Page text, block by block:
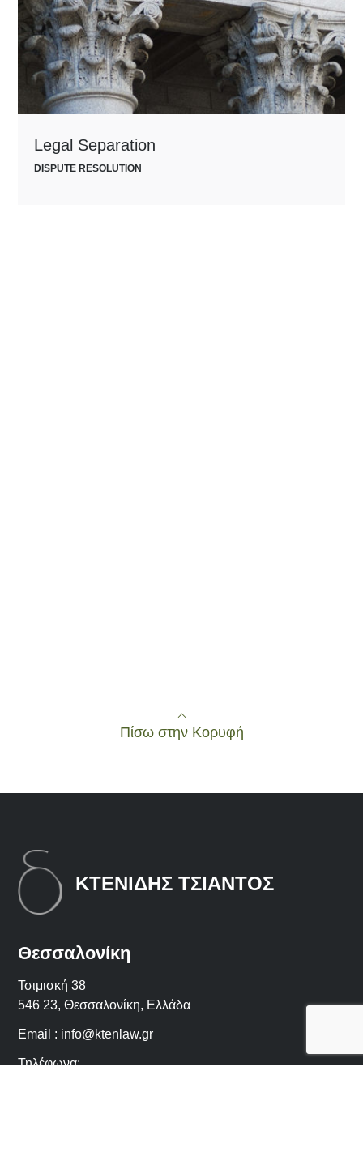
Legal Separation
DISPUTE RESOLUTION
Πίσω στην Κορυφή
ΚΤΕΝΙΔΗΣ ΤΣΙΑΝΤΟΣ
Θεσσαλονίκη
Τσιμισκή 38
546 23, Θεσσαλονίκη, Ελλάδα
Email : info@ktenlaw.gr
Τηλέφωνα: